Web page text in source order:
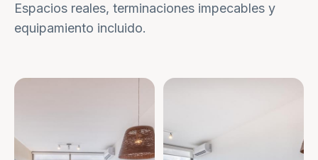
Espacios reales, terminaciones impecables y
equipamiento incluido.